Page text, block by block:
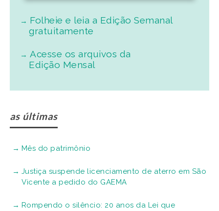
Folheie e leia a Edição Semanal
gratuitamente
Acesse os arquivos da
Edição Mensal
as últimas
Mês do patrimônio
Justiça suspende licenciamento de aterro em São
Vicente a pedido do GAEMA
Rompendo o silêncio: 20 anos da Lei que